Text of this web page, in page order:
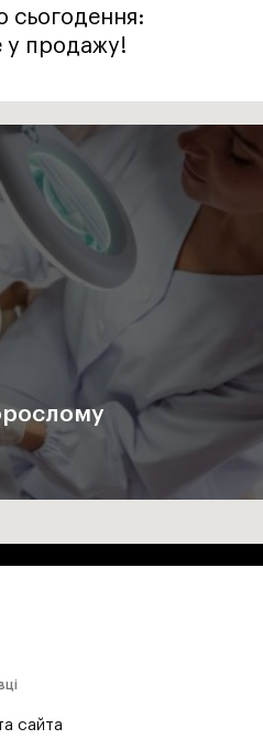
сьогодення:
у продажу!
сайта